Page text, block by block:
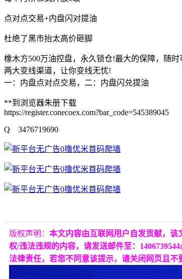
点对点交易+内盘闪对提油
杜绝了黑市抬太高价砸脚
橡木方500万油控盘，永久锁仓!最大的保障，随
两大变线渠道，让你变线无忧!
一：内盘点对点交易，二：内盘闪兑提油
**到浏览器朱册下载
https://register.conecoex.com?bar_code=545389045
Q 3476719690
版权声明： 本文内容由互联网用户自发贡献，
权/违法违规的内容，请发送邮件至：
法律责任，若您不同意该提示，请关闭网页且不